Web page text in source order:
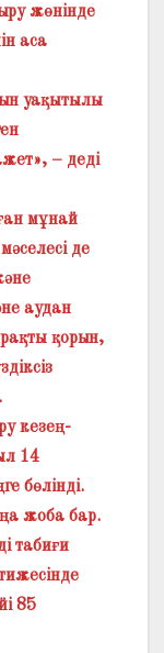
жөнінде
аса
уақытылы
– деді
мұнай
де
аудан
қорын,
кезең-
14
бөлінді.
жоба бар.
табиғи
85